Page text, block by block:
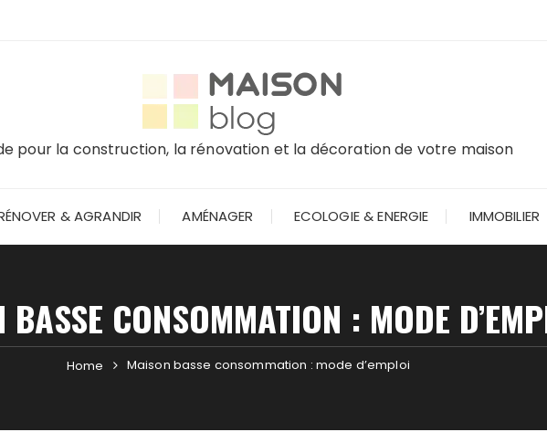
pour la construction, la rénovation et la décoration de votre maison
& AGRANDIR AMÉNAGER ECOLOGIE & ENERGIE IMMOBILIER
BASSE CONSOMMATION : MODE
Home Maison basse consommation : mode d’emploi